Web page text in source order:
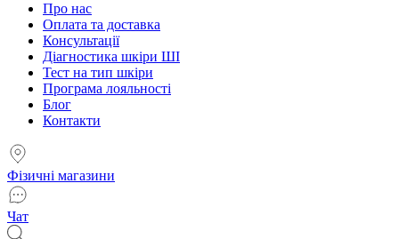
Про нас
Оплата та доставка
Консультації
Діагностика шкіри ШІ
Тест на тип шкіри
Програма лояльності
Блог
Контакти
Фізичні магазини
Чат